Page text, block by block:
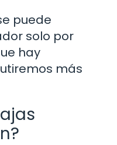
puede
solo por
hay
más